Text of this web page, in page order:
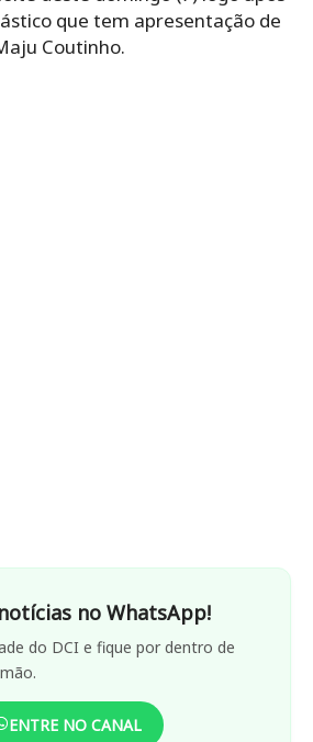
que tem apresentação de
Coutinho.
no WhatsApp!
do DCI e fique por dentro de
ENTRE NO CANAL